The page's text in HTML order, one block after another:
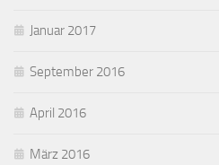
Januar 2017
September 2016
April 2016
März 2016